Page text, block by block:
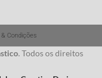
Condições
. Todos os direitos